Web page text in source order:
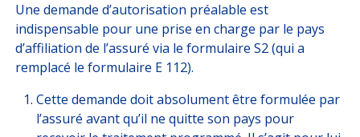
Une demande d’autorisation préalable est
indispensable pour une prise en charge par le pays
d’affiliation de l’assuré via le formulaire S2 (qui a
remplacé le formulaire E 112).
Cette demande doit absolument être formulée par
l’assuré avant qu’il ne quitte son pays pour